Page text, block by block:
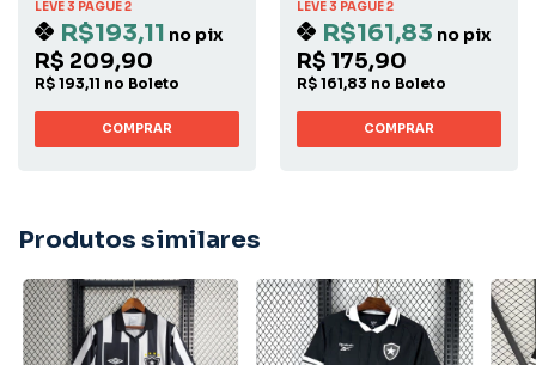
LEVE 3 PAGUE 2
R$193,11 no pix
R$ 209,90
R$ 193,11 no Boleto
COMPRAR
LEVE 3 PAGUE 2
R$161,83 no pix
R$ 175,90
R$ 161,83 no Boleto
COMPRAR
Produtos similares